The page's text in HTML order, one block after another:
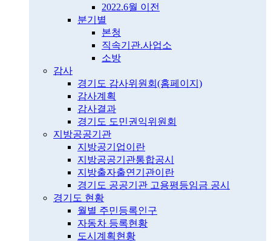
2022.6월 이전
분기별
본청
직속기관.사업소
소방
감사
경기도 감사위원회(홈페이지)
감사계획
감사결과
경기도 도민권익위원회
지방공공기관
지방공기업이란
지방공공기관통합공시
지방출자출연기관이란
경기도 공공기관 고용평등임금 공시
경기도 현황
월별 주민등록인구
자동차 등록현황
도시계획현황